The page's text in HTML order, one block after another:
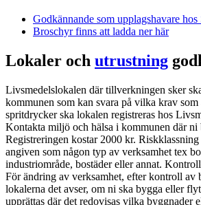
Godkännande som upplagshavare hos
Broschyr finns att ladda ner här
Lokaler och utrustning
Livsmedelslokalen där tillverkningen sker
kommunen som kan svara på vilka krav
spritdrycker ska lokalen registreras hos
Kontakta miljö och hälsa i kommunen där ni
Registreringen kostar 2000 kr.
angiven som någon typ av verksamhet tex
industriområde, bostäder eller annat.
För ändring av verksamhet, efter kontroll av
lokalerna det avser, om ni ska bygga eller
upprättas där det redovisas vilka byggnader